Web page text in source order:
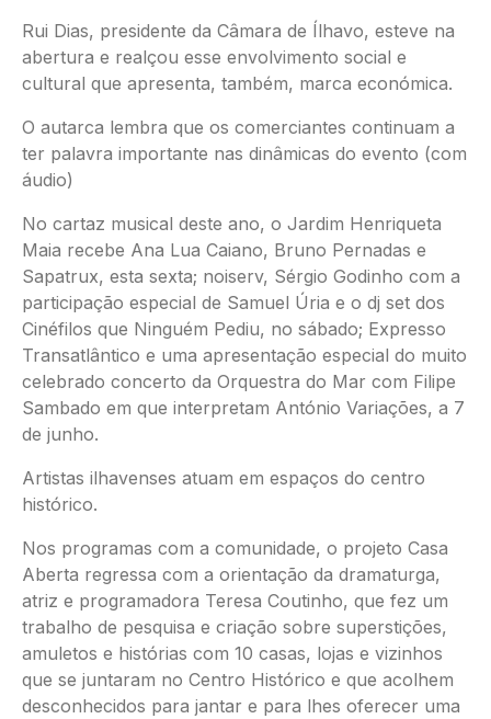
Rui Dias, presidente da Câmara de Ílhavo, esteve na
abertura e realçou esse envolvimento social e
cultural que apresenta, também, marca económica.
O autarca lembra que os comerciantes continuam a
ter palavra importante nas dinâmicas do evento (com
áudio)
No cartaz musical deste ano, o Jardim Henriqueta
Maia recebe Ana Lua Caiano, Bruno Pernadas e
Sapatrux, esta sexta; noiserv, Sérgio Godinho com a
participação especial de Samuel Úria e o dj set dos
Cinéfilos que Ninguém Pediu, no sábado; Expresso
Transatlântico e uma apresentação especial do muito
celebrado concerto da Orquestra do Mar com Filipe
Sambado em que interpretam António Variações, a 7
de junho.
Artistas ilhavenses atuam em espaços do centro
histórico.
Nos programas com a comunidade, o projeto Casa
Aberta regressa com a orientação da dramaturga,
atriz e programadora Teresa Coutinho, que fez um
trabalho de pesquisa e criação sobre superstições,
amuletos e histórias com 10 casas, lojas e vizinhos
que se juntaram no Centro Histórico e que acolhem
desconhecidos para jantar e para lhes oferecer uma